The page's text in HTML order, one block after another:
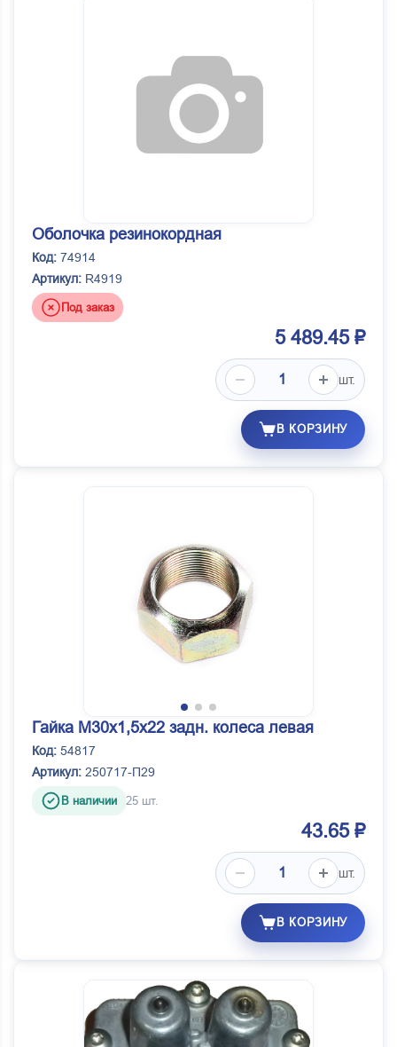
Оболочка резинокордная
Код: 74914
Артикул: R4919
Под заказ
5 489.45 ₽
шт.
В КОРЗИНУ
Гайка М30х1,5х22 задн. колеса левая
Код: 54817
Артикул: 250717-П29
В наличии 25 шт.
43.65 ₽
шт.
В КОРЗИНУ